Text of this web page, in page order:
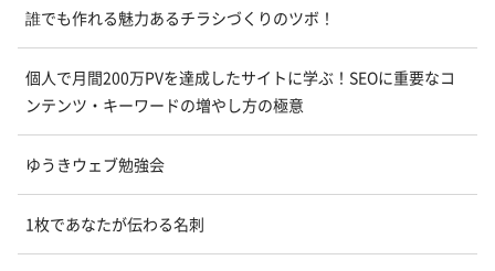
誰でも作れる魅力あるチラシづくりのツボ！
個人で月間200万PVを達成したサイトに学ぶ！SEOに重要なコ
ンテンツ・キーワードの増やし方の極意
ゆうきウェブ勉強会
1枚であなたが伝わる名刺